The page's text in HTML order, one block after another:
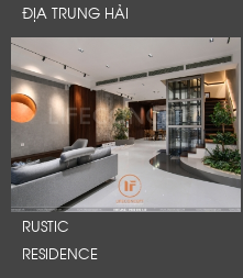
ĐỊA TRUNG HẢI
RUSTIC
RESIDENCE